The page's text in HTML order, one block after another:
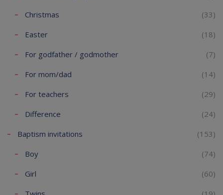
Christmas
(33)
Easter
(18)
For godfather / godmother
(7)
For mom/dad
(14)
For teachers
(29)
Difference
(24)
Baptism invitations
(153)
Boy
(74)
Girl
(60)